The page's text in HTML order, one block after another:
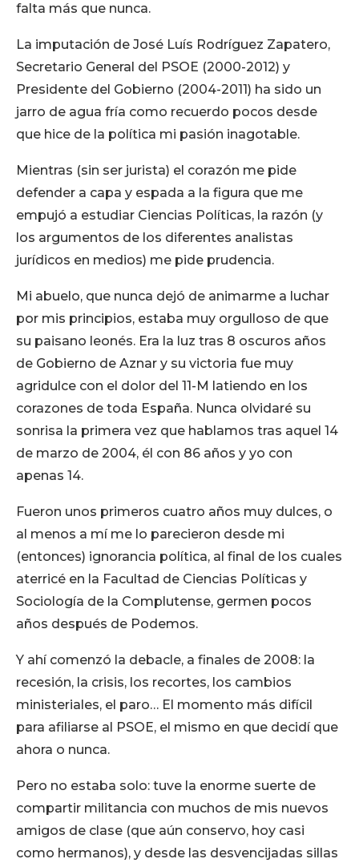
falta más que nunca.
La imputación de José Luís Rodríguez Zapatero,
Secretario General del PSOE (2000-2012) y
Presidente del Gobierno (2004-2011) ha sido un
jarro de agua fría como recuerdo pocos desde
que hice de la política mi pasión inagotable.
Mientras (sin ser jurista) el corazón me pide
defender a capa y espada a la figura que me
empujó a estudiar Ciencias Políticas, la razón (y
los argumentos de los diferentes analistas
jurídicos en medios) me pide prudencia.
Mi abuelo, que nunca dejó de animarme a luchar
por mis principios, estaba muy orgulloso de que
su paisano leonés. Era la luz tras 8 oscuros años
de Gobierno de Aznar y su victoria fue muy
agridulce con el dolor del 11-M latiendo en los
corazones de toda España. Nunca olvidaré su
sonrisa la primera vez que hablamos tras aquel 14
de marzo de 2004, él con 86 años y yo con
apenas 14.
Fueron unos primeros cuatro años muy dulces, o
al menos a mí me lo parecieron desde mi
(entonces) ignorancia política, al final de los cuales
aterricé en la Facultad de Ciencias Políticas y
Sociología de la Complutense, germen pocos
años después de Podemos.
Y ahí comenzó la debacle, a finales de 2008: la
recesión, la crisis, los recortes, los cambios
ministeriales, el paro… El momento más difícil
para afiliarse al PSOE, el mismo en que decidí que
ahora o nunca.
Pero no estaba solo: tuve la enorme suerte de
compartir militancia con muchos de mis nuevos
amigos de clase (que aún conservo, hoy casi
como hermanos), y desde las desvencijadas sillas